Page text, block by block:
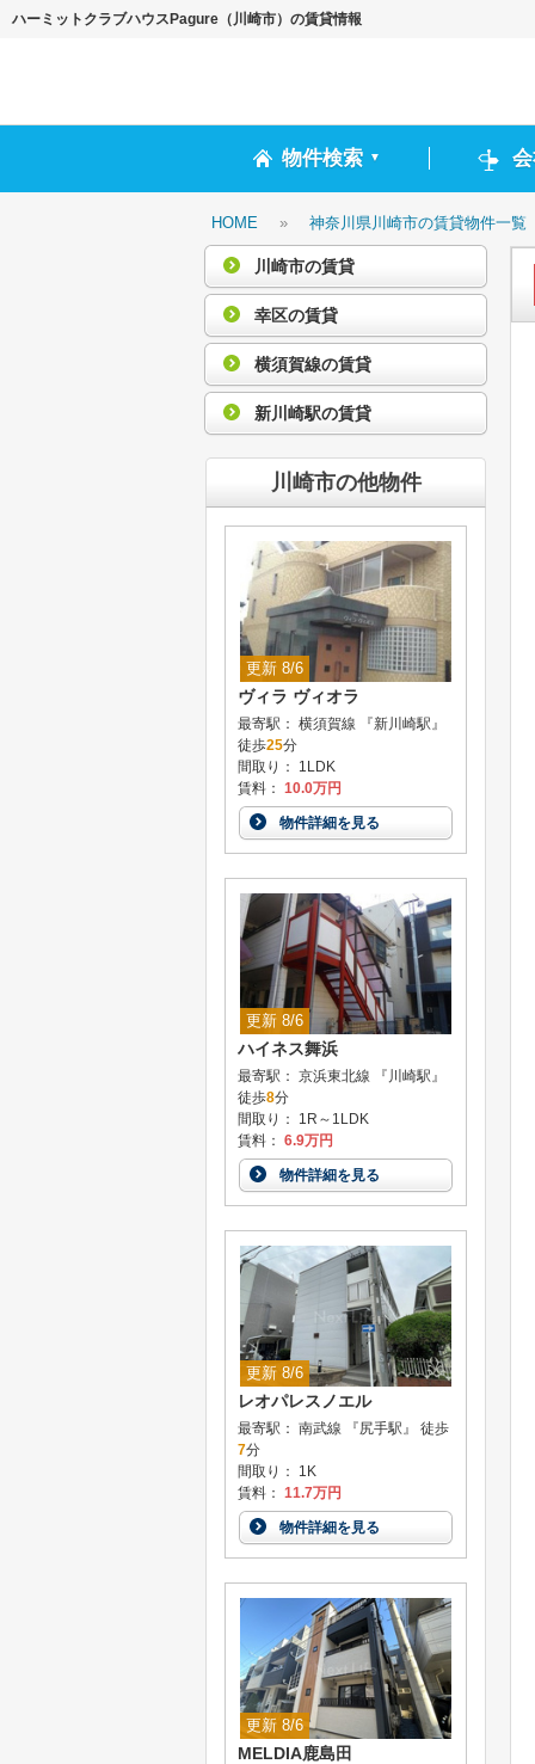
ハーミットクラブハウスPagure（川崎市）の賃貸情報
物件検索 ▼
HOME » 神奈川県川崎市の賃貸物件一覧
川崎市の賃貸
幸区の賃貸
横須賀線の賃貸
新川崎駅の賃貸
川崎市の他物件
更新 8/6
ヴィラ ヴィオラ
最寄駅： 横須賀線 『新川崎駅』
徒歩25分
間取り： 1LDK
賃料： 10.0万円
物件詳細を見る
更新 8/6
ハイネス舞浜
最寄駅： 京浜東北線 『川崎駅』
徒歩8分
間取り： 1R～1LDK
賃料： 6.9万円
物件詳細を見る
更新 8/6
レオパレスノエル
最寄駅： 南武線 『尻手駅』 徒歩
7分
間取り： 1K
賃料： 11.7万円
物件詳細を見る
更新 8/6
MELDIA鹿島田